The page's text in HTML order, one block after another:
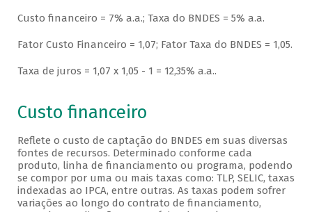
Custo financeiro = 7% a.a.; Taxa do BNDES = 5% a.a.
Fator Custo Financeiro = 1,07; Fator Taxa do BNDES = 1,05.
Taxa de juros = 1,07 x 1,05 - 1 = 12,35% a.a..
Custo financeiro
Reflete o custo de captação do BNDES em suas diversas
fontes de recursos. Determinado conforme cada
produto, linha de financiamento ou programa, podendo
se compor por uma ou mais taxas como: TLP, SELIC, taxas
indexadas ao IPCA, entre outras. As taxas podem sofrer
variações ao longo do contrato de financiamento,